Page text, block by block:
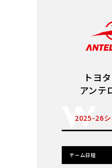
トヨ
アンテ
2025-26シ
チーム日程